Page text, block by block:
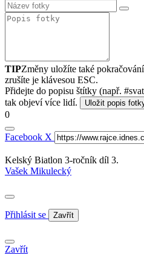
TIPZměny uložíte také
zrušíte je klávesou ESC.
Přidejte do popisu štítky (např.
tak objeví více lidí.
Uložit popis
0
Facebook X
Kelský Biatlon 3-ročník díl 3.
Vašek Mikulecký
Přihlásit se Zavřít
Zavřít